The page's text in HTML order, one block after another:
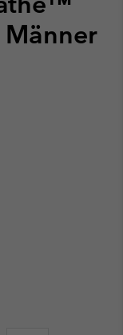
Männer